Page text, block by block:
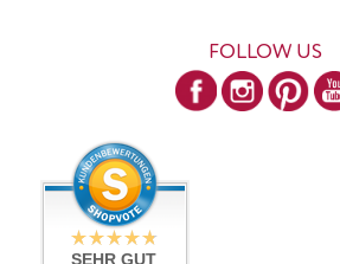
FOLLOW US
SEHR GUT